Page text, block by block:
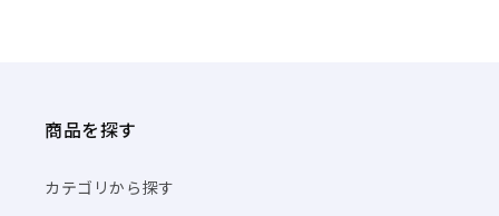
商品を探す
カテゴリから探す